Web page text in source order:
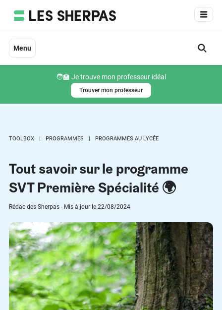
Menu
🧑‍🏫 Je trouve mon professeur idéal
Trouver mon professeur
TOOLBOX PROGRAMMES PROGRAMMES AU LYCÉE
Tout savoir sur le programme
SVT Première Spécialité 🌍
Rédac des Sherpas - Mis à jour le 22/08/2024